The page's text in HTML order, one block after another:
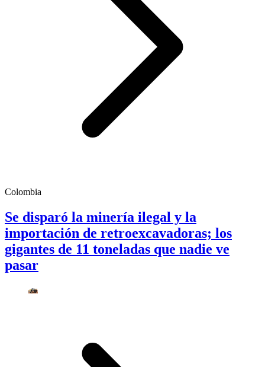
Colombia
Se disparó la minería ilegal y la
importación de retroexcavadoras; los
gigantes de 11 toneladas que nadie ve
pasar